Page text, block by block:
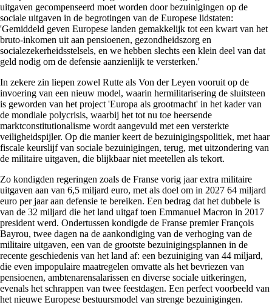
uitgaven gecompenseerd moet worden door bezuinigingen op de
sociale uitgaven in de begrotingen van de Europese lidstaten:
'Gemiddeld geven Europese landen gemakkelijk tot een kwart van het
bruto-inkomen uit aan pensioenen, gezondheidszorg en
socialezekerheidsstelsels, en we hebben slechts een klein deel van dat
geld nodig om de defensie aanzienlijk te versterken.'
In zekere zin liepen zowel Rutte als Von der Leyen vooruit op de
invoering van een nieuw model, waarin hermilitarisering de sluitsteen
is geworden van het project 'Europa als grootmacht' in het kader van
de mondiale polycrisis, waarbij het tot nu toe heersende
marktconstitutionalisme wordt aangevuld met een versterkte
veiligheidspijler. Op die manier keert de bezuinigingspolitiek, met haar
fiscale keurslijf van sociale bezuinigingen, terug, met uitzondering van
de militaire uitgaven, die blijkbaar niet meetellen als tekort.
Zo kondigden regeringen zoals de Franse vorig jaar extra militaire
uitgaven aan van 6,5 miljard euro, met als doel om in 2027 64 miljard
euro per jaar aan defensie te bereiken. Een bedrag dat het dubbele is
van de 32 miljard die het land uitgaf toen Emmanuel Macron in 2017
president werd. Ondertussen kondigde de Franse premier François
Bayrou, twee dagen na de aankondiging van de verhoging van de
militaire uitgaven, een van de grootste bezuinigingsplannen in de
recente geschiedenis van het land af: een bezuiniging van 44 miljard,
die even impopulaire maatregelen omvatte als het bevriezen van
pensioenen, ambtenarensalarissen en diverse sociale uitkeringen,
evenals het schrappen van twee feestdagen. Een perfect voorbeeld van
het nieuwe Europese bestuursmodel van strenge bezuinigingen.